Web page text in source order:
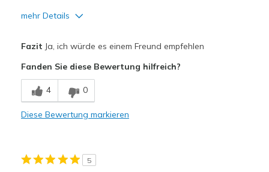
mehr Details
Breathe Well
Comfortable
Fazit Ja, ich würde es einem Freund empfehlen
Fanden Sie diese Bewertung hilfreich?
4 0
Diese Bewertung markieren
5